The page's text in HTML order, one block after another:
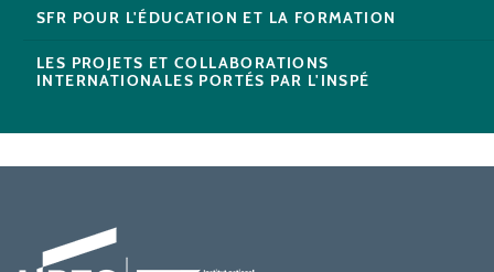
SFR POUR L'ÉDUCATION ET LA FORMATION
LES PROJETS ET COLLABORATIONS
INTERNATIONALES PORTÉS PAR L'INSPÉ